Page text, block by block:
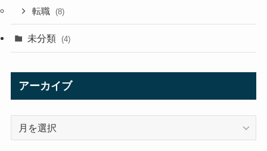
転職 (8)
未分類 (4)
アーカイブ